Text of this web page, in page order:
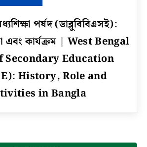
পর্ষদ (ডাব্লুবিবিএসই):
এবং কার্যক্রম | West Bengal
Secondary Education
History, Role and
in Bangla